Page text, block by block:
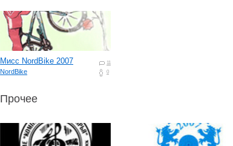
11
0
Мисс NordBike 2007
NordBike
Прочее